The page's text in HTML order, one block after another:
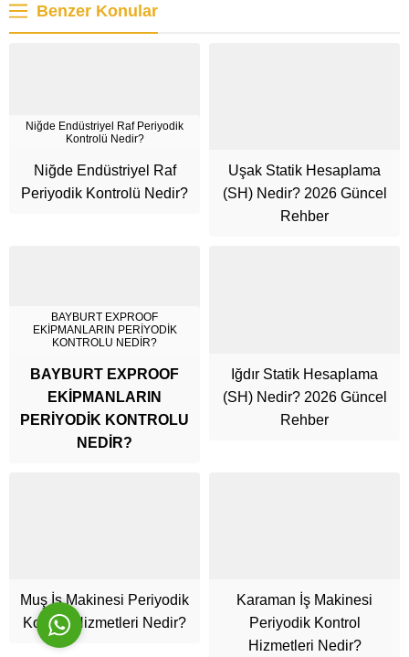
Benzer Konular
Niğde Endüstriyel Raf Periyodik
Kontrolü Nedir?
Niğde Endüstriyel Raf
Periyodik Kontrolü Nedir?
Uşak Statik Hesaplama
(SH) Nedir? 2026 Güncel
Rehber
BAYBURT EXPROOF
EKİPMANLARIN PERİYODİK
KONTROLU NEDİR?
BAYBURT EXPROOF
EKİPMANLARIN
PERİYODİK KONTROLU
NEDİR?
Iğdır Statik Hesaplama
(SH) Nedir? 2026 Güncel
Rehber
Muş İş Makinesi Periyodik
Kontrol Hizmetleri Nedir?
Karaman İş Makinesi
Periyodik Kontrol
Hizmetleri Nedir?
Cüneyt Bey